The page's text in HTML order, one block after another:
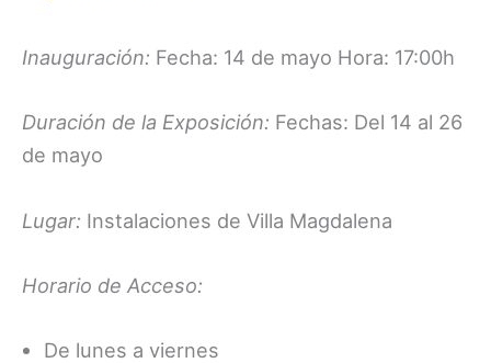
Inauguración: Fecha: 14 de mayo Hora: 17:00h
Duración de la Exposición: Fechas: Del 14 al 26
de mayo
Lugar: Instalaciones de Villa Magdalena
Horario de Acceso:
De lunes a viernes